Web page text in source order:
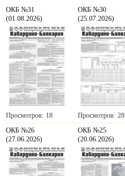
ОКБ №31
(01.08.2026)
Просмотров: 18
ОКБ №30
(25.07.2026)
Просмотров: 28
ОКБ №26
(27.06.2026)
ОКБ №25
(20.06.2026)